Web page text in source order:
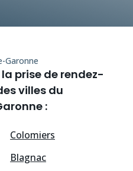
Garonne
prise de rendez-
villes du
:
Colomiers
Blagnac